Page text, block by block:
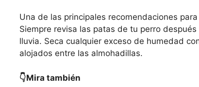
Una de las principales recomendaciones
Siempre revisa las patas de tu perro
lluvia. Seca cualquier exceso de humedad
alojados entre las almohadillas.
👇Mira también